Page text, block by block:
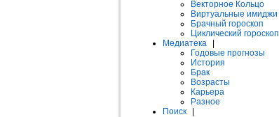
Векторное Кольцо
Виртуальные имиджи
Брачный гороскоп
Циклический гороскоп
Медиатека
Годовые прогнозы
История
Брак
Возрасты
Карьера
Разное
Поиск